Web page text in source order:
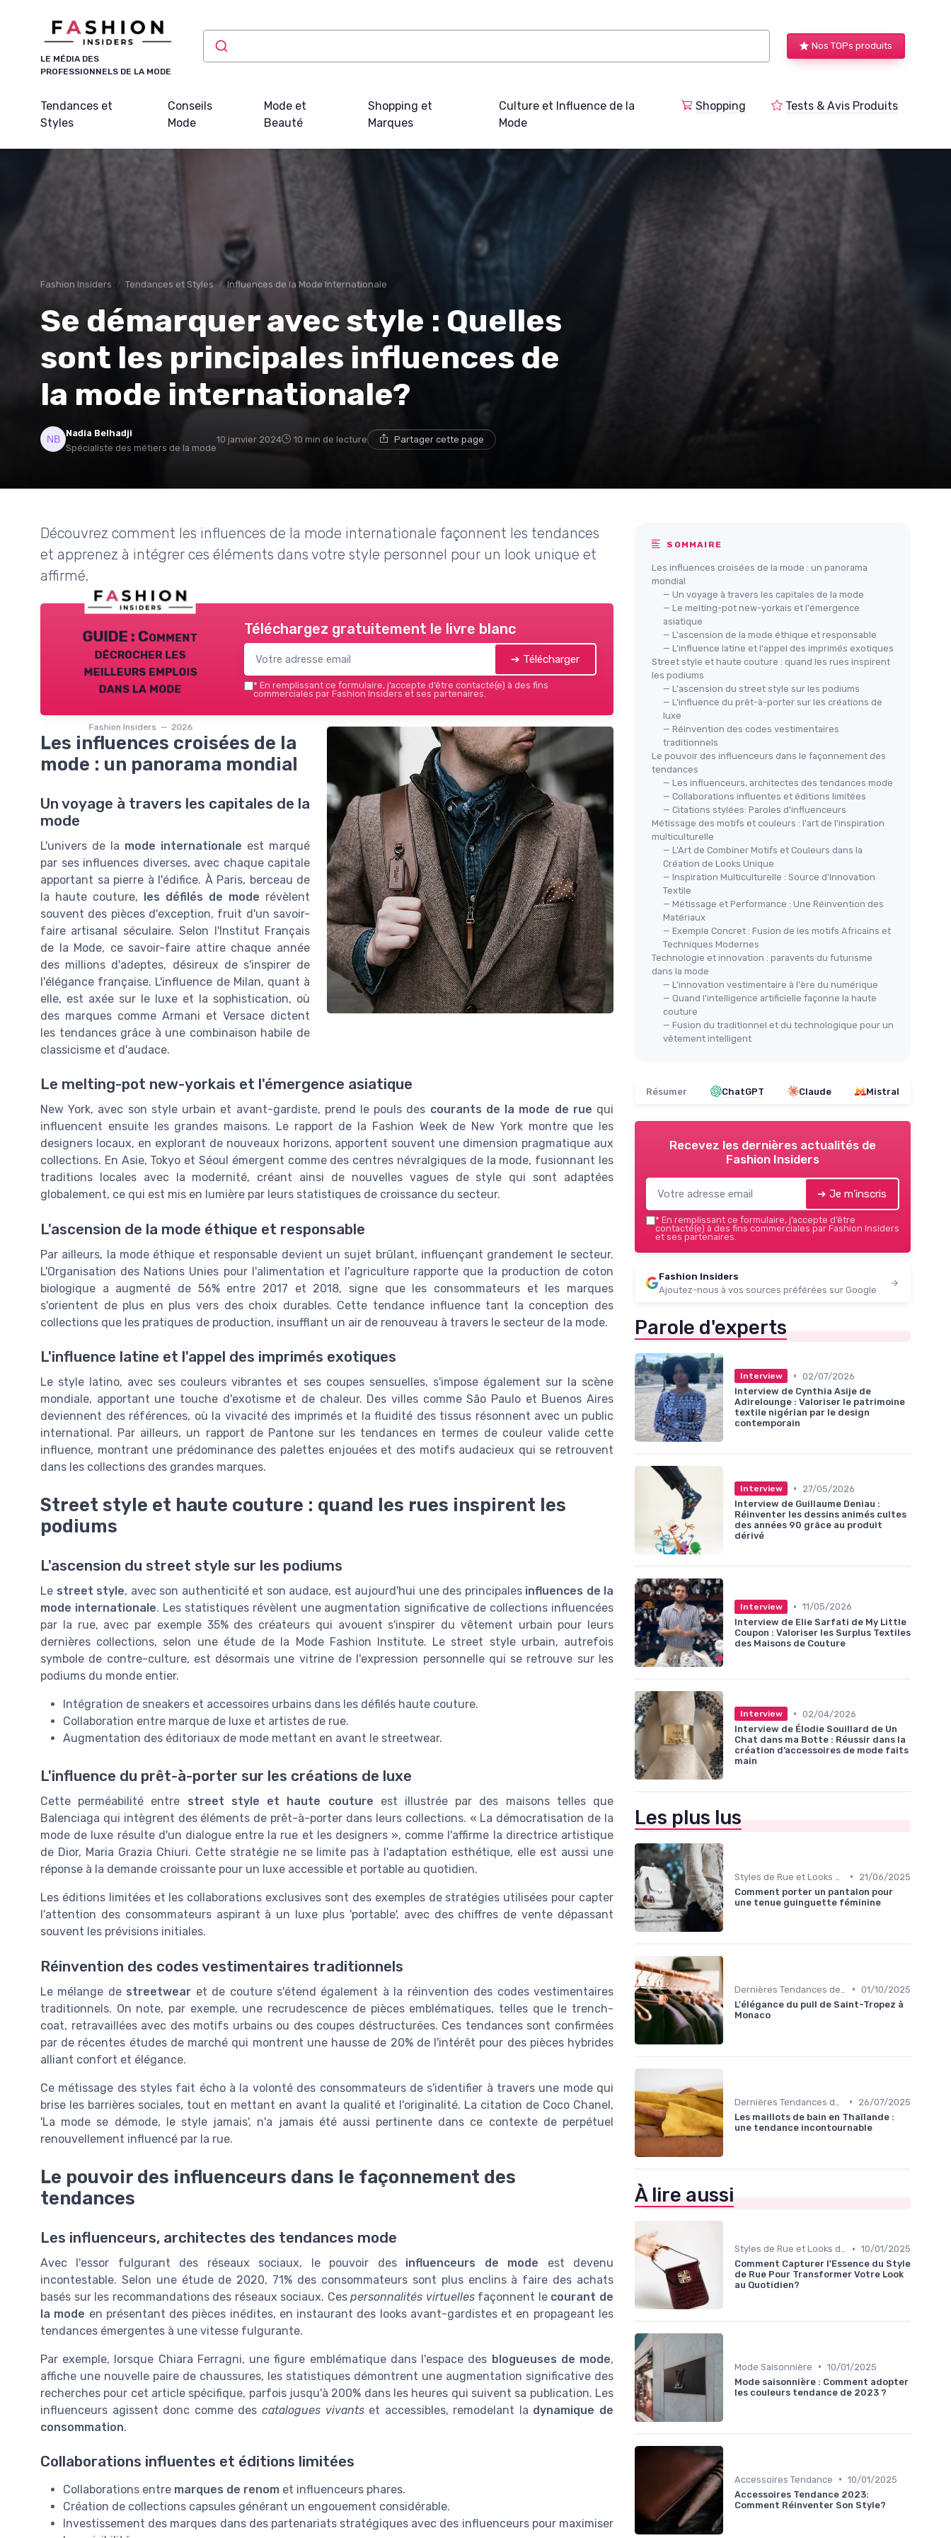
LE MÉDIA DES
PROFESSIONNELS DE LA MODE
Nos TOPs produits
Tendances et
Styles
Conseils
Mode
Mode et
Beauté
Shopping et
Marques
Culture et Influence de la
Mode
Shopping Tests & Avis Produits
Fashion Insiders Tendances et Styles Influences de la Mode Internationale
Se démarquer avec style : Quelles
sont les principales influences de
la mode internationale?
Nadia Belhadji
Spécialiste des métiers de la mode
10 janvier 2024 10 min de lecture Partager cette page
Découvrez comment les influences de la mode internationale façonnent les tendances
et apprenez à intégrer ces éléments dans votre style personnel pour un look unique et
affirmé.
GUIDE : Comment
décrocher les
meilleurs emplois
dans la mode
Fashion Insiders — 2026
Téléchargez gratuitement le livre blanc
➔ Télécharger
* En remplissant ce formulaire, j’accepte d’être contacté(e) à des fins
commerciales par Fashion Insiders et ses partenaires.
Les influences croisées de la
mode : un panorama mondial
Un voyage à travers les capitales de la
mode
L'univers de la mode internationale est marqué
par ses influences diverses, avec chaque capitale
apportant sa pierre à l'édifice. À Paris, berceau de
la haute couture, les défilés de mode révèlent
souvent des pièces d'exception, fruit d'un savoir-
faire artisanal séculaire. Selon l'Institut Français
de la Mode, ce savoir-faire attire chaque année
des millions d'adeptes, désireux de s'inspirer de
l'élégance française. L'influence de Milan, quant à
elle, est axée sur le luxe et la sophistication, où
des marques comme Armani et Versace dictent
les tendances grâce à une combinaison habile de
classicisme et d'audace.
Le melting-pot new-yorkais et l'émergence asiatique
New York, avec son style urbain et avant-gardiste, prend le pouls des courants de la mode de rue qui
influencent ensuite les grandes maisons. Le rapport de la Fashion Week de New York montre que les
designers locaux, en explorant de nouveaux horizons, apportent souvent une dimension pragmatique aux
collections. En Asie, Tokyo et Séoul émergent comme des centres névralgiques de la mode, fusionnant les
traditions locales avec la modernité, créant ainsi de nouvelles vagues de style qui sont adaptées
globalement, ce qui est mis en lumière par leurs statistiques de croissance du secteur.
L'ascension de la mode éthique et responsable
Par ailleurs, la mode éthique et responsable devient un sujet brûlant, influençant grandement le secteur.
L'Organisation des Nations Unies pour l'alimentation et l'agriculture rapporte que la production de coton
biologique a augmenté de 56% entre 2017 et 2018, signe que les consommateurs et les marques
s'orientent de plus en plus vers des choix durables. Cette tendance influence tant la conception des
collections que les pratiques de production, insufflant un air de renouveau à travers le secteur de la mode.
L'influence latine et l'appel des imprimés exotiques
Le style latino, avec ses couleurs vibrantes et ses coupes sensuelles, s'impose également sur la scène
mondiale, apportant une touche d'exotisme et de chaleur. Des villes comme São Paulo et Buenos Aires
deviennent des références, où la vivacité des imprimés et la fluidité des tissus résonnent avec un public
international. Par ailleurs, un rapport de Pantone sur les tendances en termes de couleur valide cette
influence, montrant une prédominance des palettes enjouées et des motifs audacieux qui se retrouvent
dans les collections des grandes marques.
Street style et haute couture : quand les rues inspirent les
podiums
L'ascension du street style sur les podiums
Le street style, avec son authenticité et son audace, est aujourd'hui une des principales influences de la
mode internationale. Les statistiques révèlent une augmentation significative de collections influencées
par la rue, avec par exemple 35% des créateurs qui avouent s'inspirer du vêtement urbain pour leurs
dernières collections, selon une étude de la Mode Fashion Institute. Le street style urbain, autrefois
symbole de contre-culture, est désormais une vitrine de l'expression personnelle qui se retrouve sur les
podiums du monde entier.
Intégration de sneakers et accessoires urbains dans les défilés haute couture.
Collaboration entre marque de luxe et artistes de rue.
Augmentation des éditoriaux de mode mettant en avant le streetwear.
L'influence du prêt-à-porter sur les créations de luxe
Cette perméabilité entre street style et haute couture est illustrée par des maisons telles que
Balenciaga qui intègrent des éléments de prêt-à-porter dans leurs collections. « La démocratisation de la
mode de luxe résulte d'un dialogue entre la rue et les designers », comme l'affirme la directrice artistique
de Dior, Maria Grazia Chiuri. Cette stratégie ne se limite pas à l'adaptation esthétique, elle est aussi une
réponse à la demande croissante pour un luxe accessible et portable au quotidien.
Les éditions limitées et les collaborations exclusives sont des exemples de stratégies utilisées pour capter
l'attention des consommateurs aspirant à un luxe plus 'portable', avec des chiffres de vente dépassant
souvent les prévisions initiales.
Réinvention des codes vestimentaires traditionnels
Le mélange de streetwear et de couture s'étend également à la réinvention des codes vestimentaires
traditionnels. On note, par exemple, une recrudescence de pièces emblématiques, telles que le trench-
coat, retravaillées avec des motifs urbains ou des coupes déstructurées. Ces tendances sont confirmées
par de récentes études de marché qui montrent une hausse de 20% de l'intérêt pour des pièces hybrides
alliant confort et élégance.
Ce métissage des styles fait écho à la volonté des consommateurs de s'identifier à travers une mode qui
brise les barrières sociales, tout en mettant en avant la qualité et l'originalité. La citation de Coco Chanel,
'La mode se démode, le style jamais', n'a jamais été aussi pertinente dans ce contexte de perpétuel
renouvellement influencé par la rue.
Le pouvoir des influenceurs dans le façonnement des
tendances
Les influenceurs, architectes des tendances mode
Avec l'essor fulgurant des réseaux sociaux, le pouvoir des influenceurs de mode est devenu
incontestable. Selon une étude de 2020, 71% des consommateurs sont plus enclins à faire des achats
basés sur les recommandations des réseaux sociaux. Cespersonnalités virtuellesfaçonnent le courant de
la mode en présentant des pièces inédites, en instaurant des looks avant-gardistes et en propageant les
tendances émergentes à une vitesse fulgurante.
Par exemple, lorsque Chiara Ferragni, une figure emblématique dans l'espace des blogueuses de mode,
affiche une nouvelle paire de chaussures, les statistiques démontrent une augmentation significative des
recherches pour cet article spécifique, parfois jusqu'à 200% dans les heures qui suivent sa publication. Les
influenceurs agissent donc comme des catalogues vivantset accessibles, remodelant la dynamique de
consommation.
Collaborations influentes et éditions limitées
Collaborations entre marques de renom et influenceurs phares.
Création de collections capsules générant un engouement considérable.
Investissement des marques dans des partenariats stratégiques avec des influenceurs pour maximiser
SOMMAIRE
Les influences croisées de la mode : un panorama
mondial
— Un voyage à travers les capitales de la mode
— Le melting-pot new-yorkais et l'émergence
asiatique
— L'ascension de la mode éthique et responsable
— L'influence latine et l'appel des imprimés exotiques
Street style et haute couture : quand les rues inspirent
les podiums
— L'ascension du street style sur les podiums
— L'influence du prêt-à-porter sur les créations de
luxe
— Réinvention des codes vestimentaires
traditionnels
Le pouvoir des influenceurs dans le façonnement des
tendances
— Les influenceurs, architectes des tendances mode
— Collaborations influentes et éditions limitées
— Citations stylées: Paroles d'influenceurs
Métissage des motifs et couleurs : l'art de l'inspiration
multiculturelle
— L'Art de Combiner Motifs et Couleurs dans la
Création de Looks Unique
— Inspiration Multiculturelle : Source d'Innovation
Textile
— Métissage et Performance : Une Réinvention des
Matériaux
— Exemple Concret : Fusion de les motifs Africains et
Techniques Modernes
Technologie et innovation : paravents du futurisme
dans la mode
— L'innovation vestimentaire à l'ère du numérique
— Quand l'intelligence artificielle façonne la haute
couture
— Fusion du traditionnel et du technologique pour un
vêtement intelligent
Résumer ChatGPT Claude Mistral
Recevez les dernières actualités de
Fashion Insiders
➔ Je m'inscris
* En remplissant ce formulaire, j’accepte d’être
contacté(e) à des fins commerciales par Fashion Insiders
et ses partenaires.
Fashion Insiders
Ajoutez-nous à vos sources préférées sur Google
Parole d'experts
Interview • 02/07/2026
Interview de Cynthia Asije de
Adirelounge : Valoriser le patrimoine
textile nigérian par le design
contemporain
Interview •
27/05/2026
Interview de Guillaume Deniau :
Réinventer les dessins animés cultes
des années 90 grâce au produit
dérivé
Interview • 11/05/2026
Interview de Elie Sarfati de My Little
Coupon : Valoriser les Surplus Textiles
des Maisons de Couture
Interview • 02/04/2026
Interview de Élodie Souillard de Un
Chat dans ma Botte : Réussir dans la
création d’accessoires de mode faits
main
Les plus lus
•
21/06/2025
Comment porter un pantalon pour
une tenue guinguette féminine
• 01/10/2025
L'élégance du pull de Saint-Tropez à
Monaco
•
26/07/2025
Les maillots de bain en Thaïlande :
une tendance incontournable
À lire aussi
Styles de Rue et Looks du Moment • 10/01/2025
Comment Capturer l'Essence du Style
de Rue Pour Transformer Votre Look
au Quotidien?
Mode Saisonnière • 10/01/2025
Mode saisonnière : Comment adopter
les couleurs tendance de 2023 ?
Accessoires Tendance • 10/01/2025
Accessoires Tendance 2023:
Comment Réinventer Son Style?